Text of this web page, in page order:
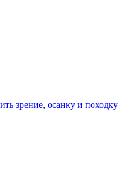
зрение, осанку и походку